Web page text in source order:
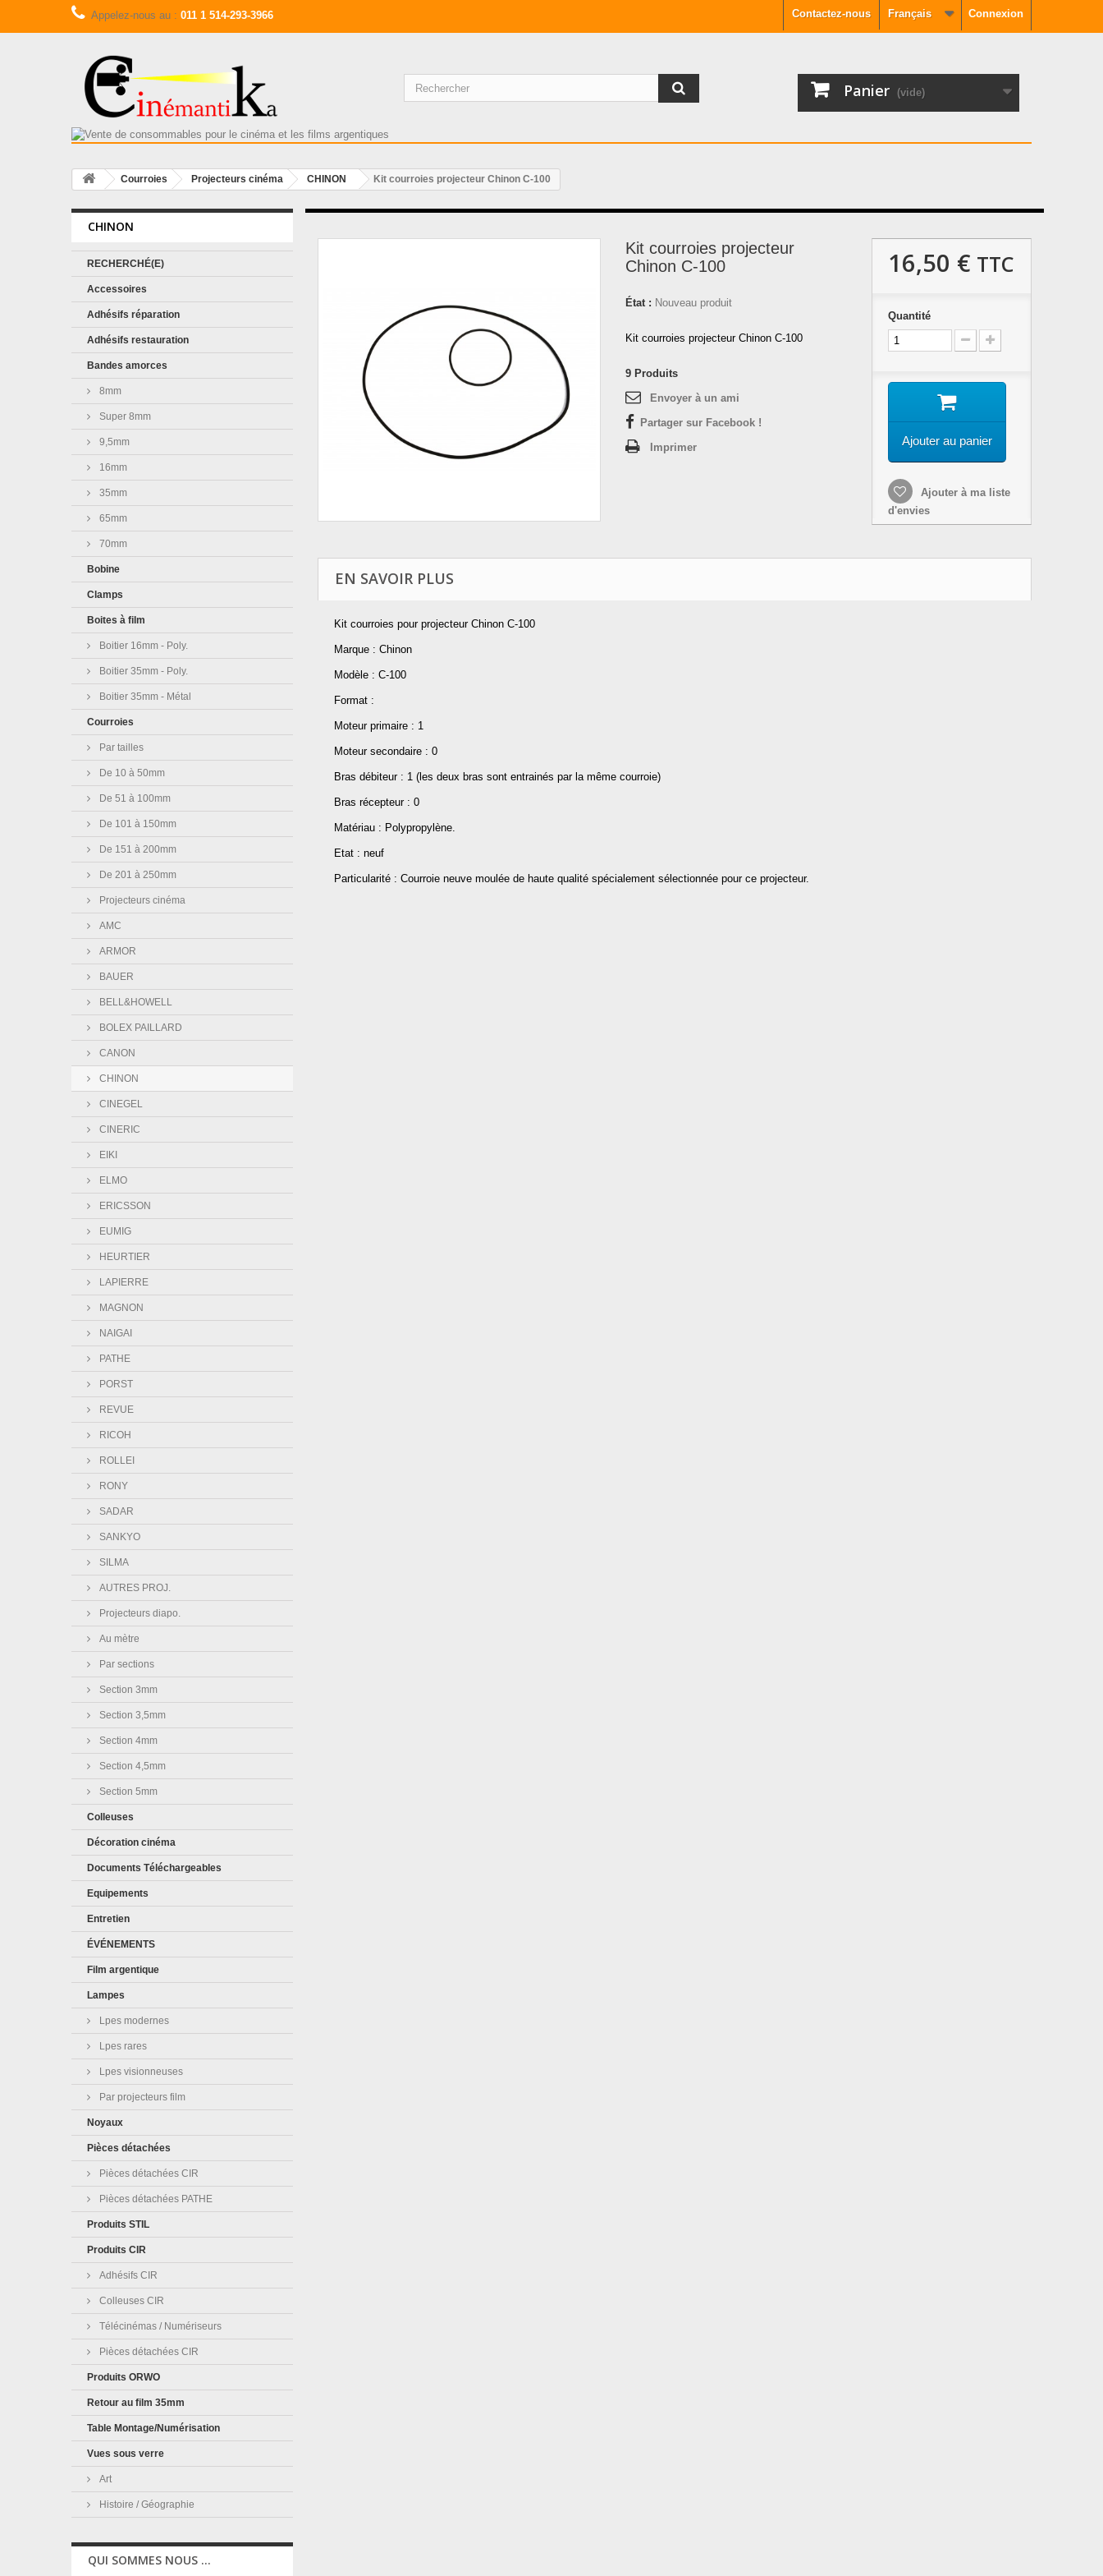
Connexion
Français
Contactez-nous
Appelez-nous au : 011 1 514-293-3966
Panier (vide)
Courroies Projecteurs cinéma CHINON Kit courroies projecteur Chinon C-100
CHINON
RECHERCHÉ(E)
Accessoires
Adhésifs réparation
Adhésifs restauration
Bandes amorces
8mm
Super 8mm
9,5mm
16mm
35mm
65mm
70mm
Bobine
Clamps
Boites à film
Boitier 16mm - Poly.
Boitier 35mm - Poly.
Boitier 35mm - Métal
Courroies
Par tailles
De 10 à 50mm
De 51 à 100mm
De 101 à 150mm
De 151 à 200mm
De 201 à 250mm
Projecteurs cinéma
AMC
ARMOR
BAUER
BELL&HOWELL
BOLEX PAILLARD
CANON
CHINON
CINEGEL
CINERIC
EIKI
ELMO
ERICSSON
EUMIG
HEURTIER
LAPIERRE
MAGNON
NAIGAI
PATHE
PORST
REVUE
RICOH
ROLLEI
RONY
SADAR
SANKYO
SILMA
AUTRES PROJ.
Projecteurs diapo.
Au mètre
Par sections
Section 3mm
Section 3,5mm
Section 4mm
Section 4,5mm
Section 5mm
Colleuses
Décoration cinéma
Documents Téléchargeables
Equipements
Entretien
ÉVÉNEMENTS
Film argentique
Lampes
Lpes modernes
Lpes rares
Lpes visionneuses
Par projecteurs film
Noyaux
Pièces détachées
Pièces détachées CIR
Pièces détachées PATHE
Produits STIL
Produits CIR
Adhésifs CIR
Colleuses CIR
Télécinémas / Numériseurs
Pièces détachées CIR
Produits ORWO
Retour au film 35mm
Table Montage/Numérisation
Vues sous verre
Art
Histoire / Géographie
QUI SOMMES NOUS ...
Kit courroies projecteur
Chinon C-100
État : Nouveau produit
Kit courroies projecteur Chinon C-100
9 Produits
Envoyer à un ami
Partager sur Facebook !
Imprimer
16,50 € TTC
Quantité
Ajouter au panier
Ajouter à ma liste
d'envies
EN SAVOIR PLUS
Kit courroies pour projecteur Chinon C-100
Marque : Chinon
Modèle : C-100
Format :
Moteur primaire : 1
Moteur secondaire : 0
Bras débiteur : 1 (les deux bras sont entrainés par la même courroie)
Bras récepteur : 0
Matériau : Polypropylène.
Etat : neuf
Particularité : Courroie neuve moulée de haute qualité spécialement sélectionnée pour ce projecteur.